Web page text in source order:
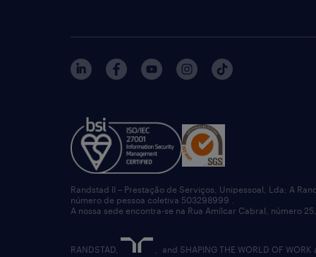
Randstad II – Prestação de Serviços, Unipessoal, Lda; A
número de pessoa coletiva 503298999 .
A nossa sede encontra-se na Rua Amílcar Cabral, número
RANDSTAD, , and SHAPING THE WORLD OF